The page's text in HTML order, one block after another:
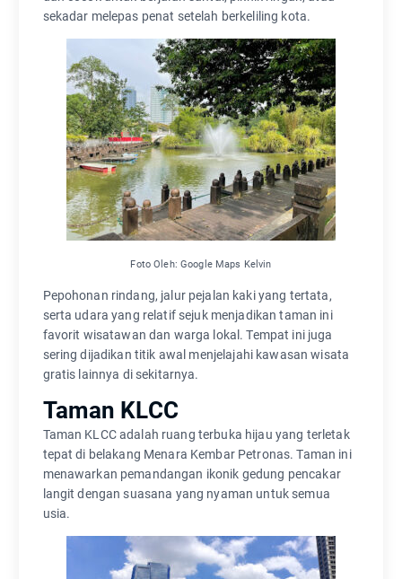
sekadar melepas penat setelah berkeliling kota.
Foto Oleh: Google Maps Kelvin
Pepohonan rindang, jalur pejalan kaki yang tertata,
serta udara yang relatif sejuk menjadikan taman ini
favorit wisatawan dan warga lokal. Tempat ini juga
sering dijadikan titik awal menjelajahi kawasan wisata
gratis lainnya di sekitarnya.
Taman KLCC
Taman KLCC adalah ruang terbuka hijau yang terletak
tepat di belakang Menara Kembar Petronas. Taman ini
menawarkan pemandangan ikonik gedung pencakar
langit dengan suasana yang nyaman untuk semua
usia.